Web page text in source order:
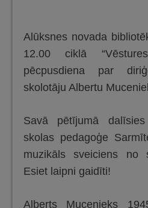
Alūksnes novada
12.00 ciklā
pēcpusdiena par
skolotāju Albertu
Savā pētījumā
skolas pedagoģe
muzikāls sveiciens no
Esiet laipni gaidīti!
Alberts Mucenieks